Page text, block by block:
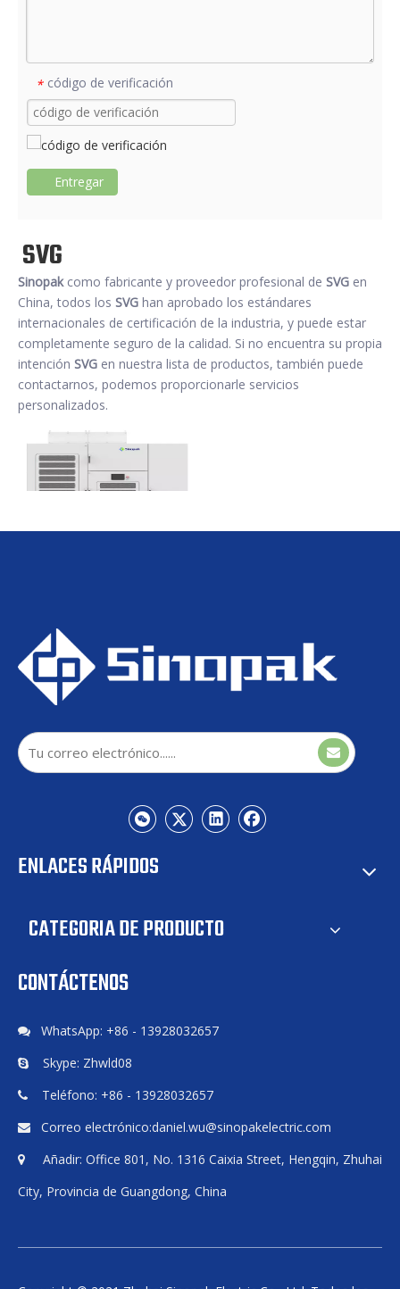
* código de verificación
Entregar
SVG
Sinopakcomo fabricante y proveedor profesional de SVG en
China, todos los SVG han aprobado los estándares
internacionales de certificación de la industria, y puede estar
completamente seguro de la calidad. Si no encuentra su propia
intención SVG en nuestra lista de productos, también puede
contactarnos, podemos proporcionarle servicios
personalizados.
ENLACES RÁPIDOS
CATEGORIA DE PRODUCTO
CONTÁCTENOS
 WhatsApp: +86 - 13928032657
 Skype: Zhwld08
 Teléfono: +86 - 13928032657
 Correo electrónico:daniel.wu@sinopakelectric.com
 Añadir: Office 801, No. 1316 Caixia Street, Hengqin, Zhuhai
City, Provincia de Guangdong, China